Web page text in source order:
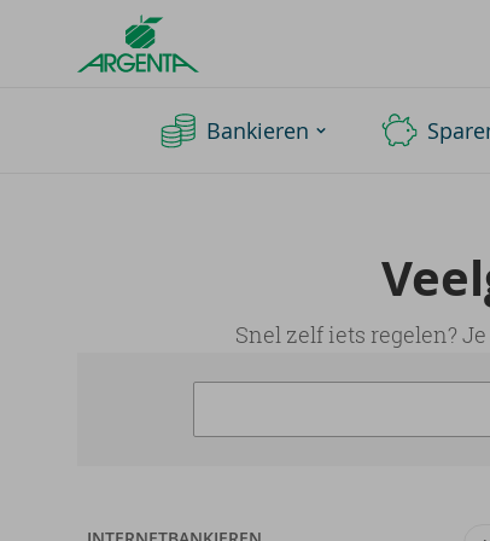
Argenta
Homepage
Bankieren
Snel zelf iets regelen?